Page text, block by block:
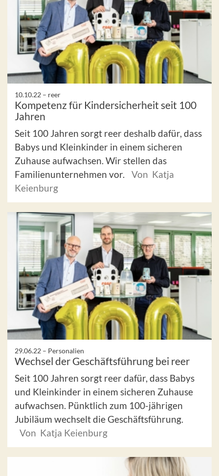
10.10.22 – reer
Kompetenz für Kindersicherheit seit 100
Jahren
Seit 100 Jahren sorgt reer deshalb dafür, dass
Babys und Kleinkinder in einem sicheren
Zuhause aufwachsen. Wir stellen das
Familienunternehmen vor.
Von Katja
Keienburg
29.06.22 – Personalien
Wechsel der Geschäftsführung bei reer
Seit 100 Jahren sorgt reer dafür, dass Babys
und Kleinkinder in einem sicheren Zuhause
aufwachsen. Pünktlich zum 100-jährigen
Jubiläum wechselt die Geschäftsführung.
Von Katja Keienburg